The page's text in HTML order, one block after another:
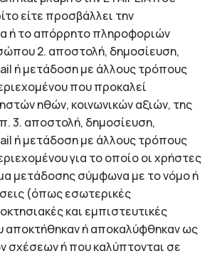
είτε προσβάλλει την
ή το απόρρητο πληροφοριών
2. αποστολή, δημοσίευση,
ή μετάδοση με άλλους τρόπους
που προκαλεί
ηθών, κοινωνικών αξιών, της
3. αποστολή, δημοσίευση,
ή μετάδοση με άλλους τρόπους
για το οποίο οι χρήστες
μετάδοσης σύμφωνα με το νόμο ή
(όπως εσωτερικές
και εμπιστευτικές
αποκτήθηκαν ή αποκαλύφθηκαν ως
σχέσεων ή που καλύπτονται σε